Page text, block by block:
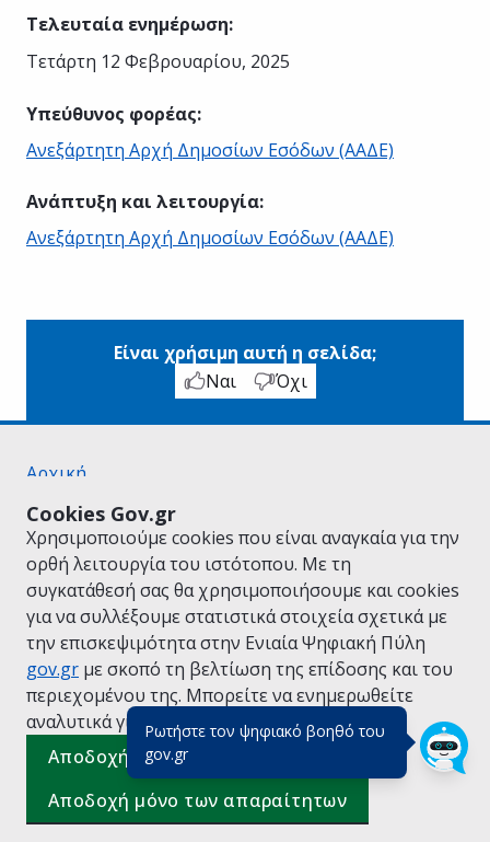
Ρωτήστε τον ψηφιακό βοηθό του
gov.gr(πάτησε για κλείσιμο)
Cookies Gov.gr
Χρησιμοποιούμε cookies που είναι αναγκαία για την
ορθή λειτουργία του ιστότοπου. Με τη
συγκατάθεσή σας θα χρησιμοποιήσουμε και cookies
για να συλλέξουμε στατιστικά στοιχεία σχετικά με
την επισκεψιμότητα στην Ενιαία Ψηφιακή Πύλη
gov.gr με σκοπό τη βελτίωση της επίδοσης και του
περιεχομένου της. Μπορείτε να ενημερωθείτε
αναλυτικά για την Πολιτική Cookies.
Αποδοχή όλων
Αποδοχή μόνο των απαραίτητων
Τελευταία ενημέρωση:
Τετάρτη 12 Φεβρουαρίου, 2025
Υπεύθυνος φορέας:
Ανεξάρτητη Αρχή Δημοσίων Εσόδων (ΑΑΔΕ)
Ανάπτυξη και λειτουργία:
Ανεξάρτητη Αρχή Δημοσίων Εσόδων (ΑΑΔΕ)
Είναι χρήσιμη αυτή η σελίδα;
Ναι
Όχι
Αρχική
Όροι Χρήσης
Πολιτική Απορρήτου
Δήλωση προσβασιμότητας
Πολιτική cookies
Προτάσεις για το gov.gr
Υλοποίηση από το Υπουργείο Ψηφιακής
Διακυβέρνησης
Ελληνικά |Αγγλικά